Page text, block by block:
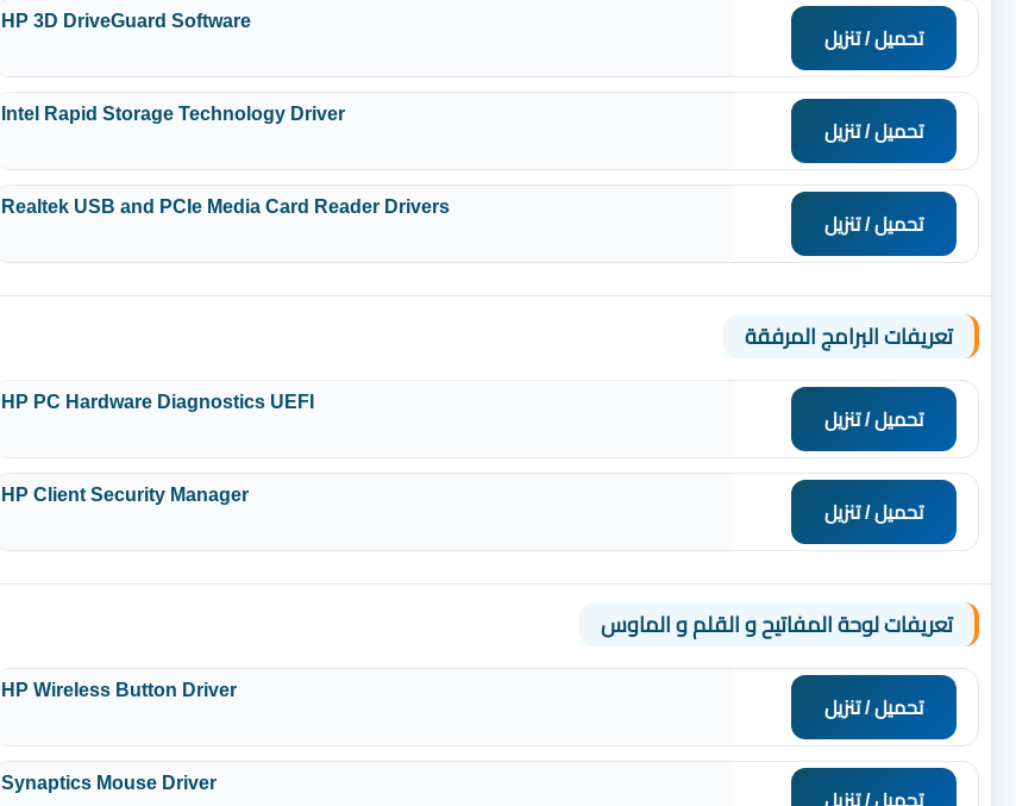
HP 3D DriveGuard Software تحميل / تنزيل
Intel Rapid Storage Technology Driver تحميل / تنزيل
Realtek USB and PCIe Media Card Reader Drivers تحميل / تنزيل
تعريفات البرامج المرفقة
HP PC Hardware Diagnostics UEFI تحميل / تنزيل
HP Client Security Manager تحميل / تنزيل
تعريفات لوحة المفاتيح و القلم و الماوس
HP Wireless Button Driver تحميل / تنزيل
Synaptics Mouse Driver